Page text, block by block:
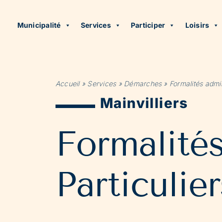
Municipalité Services Participer Loisirs
Accueil» Services» Démarches» Formalités
Mainvilliers